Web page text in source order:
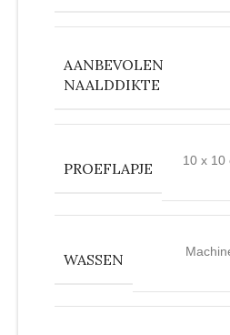
AANBEVOLEN
NAALDDIKTE
PROEFLAPJE
10 x 10
WASSEN